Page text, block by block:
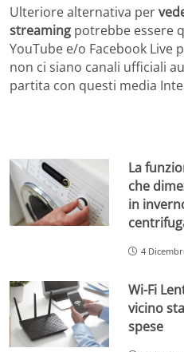
Ulteriore alternativa per
streaming potrebbe essere
YouTube e/o Facebook
non ci siano canali ufficiali
partita con questi media
La
che
in
4
Wi-Fi
vicino
spese